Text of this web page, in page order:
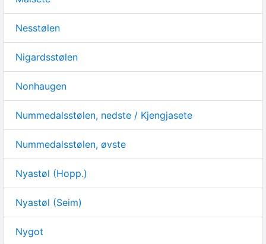
Nesstølen
Nigardsstølen
Nonhaugen
Nummedalsstølen, nedste / Kjengjasete
Nummedalsstølen, øvste
Nyastøl (Hopp.)
Nyastøl (Seim)
Nygot